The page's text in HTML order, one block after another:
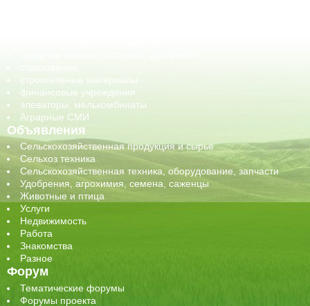
строительные материалы
финансовые учреждения
элеваторы, мелькомбинаты
Аграрные СМИ
Объявления
Сельскохозяйственная продукция и сырье
Сельхоз техника
Сельскохозяйственная техника, оборудование, запчасти
Удобрения, агрохимия, семена, саженцы
Животные и птица
Услуги
Недвижимость
Работа
Знакомства
Разное
Форум
Тематические форумы
Форумы проекта